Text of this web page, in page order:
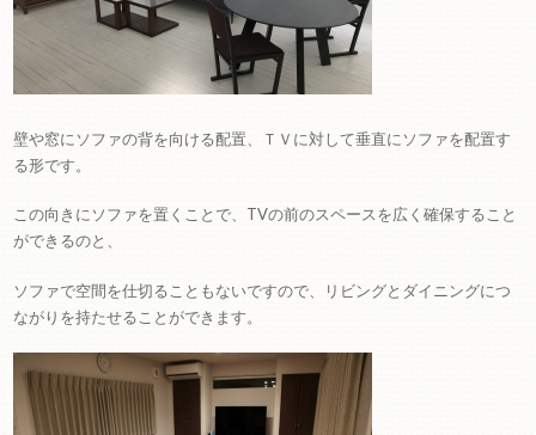
壁や窓にソファの背を向ける配置、ＴＶに対して垂直にソファを配置す
る形です。
この向きにソファを置くことで、TVの前のスペースを広く確保すること
ができるのと、
ソファで空間を仕切ることもないですので、リビングとダイニングにつ
ながりを持たせることができます。